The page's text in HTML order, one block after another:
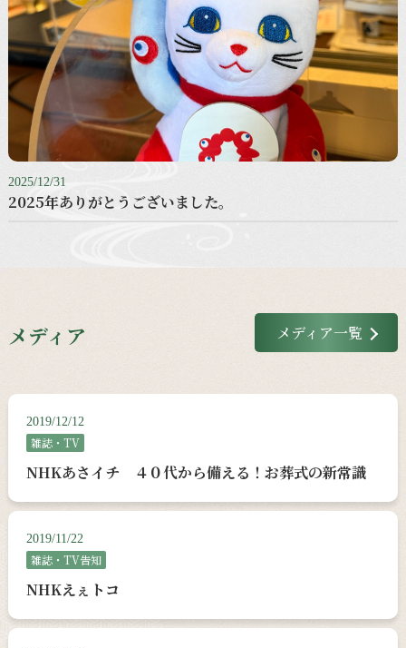
2025/12/31
2025年ありがとうございました。
メディア メディア一覧
2019/12/12
雑誌・TV
NHKあさイチ ４０代から備える！お葬式の新常識
2019/11/22
雑誌・TV告知
NHKえぇトコ